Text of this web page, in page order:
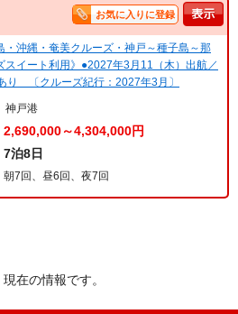
お気に入りに登録
・沖縄・奄美クルーズ・神戸～種子島～那
スイート利用》●2027年3月11（木）出航／
り 〔クルーズ紀行：2027年3月〕
神戸港
2,690,000～4,304,000円
7泊8日
朝7回、昼6回、夜7回
在の情報です。